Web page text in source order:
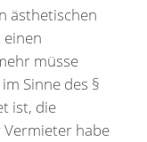
ästhetischen
müsse
Sinne des §
ist, die
Vermieter habe